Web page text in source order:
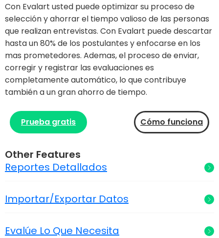
Con Evalart usted puede optimizar su proceso de
selección y ahorrar el tiempo valioso de las personas
que realizan entrevistas. Con Evalart puede descartar
hasta un 80% de los postulantes y enfocarse en los
mas prometedores. Ademas, el proceso de enviar,
corregir y registrar las evaluaciones es
completamente automático, lo que contribuye
también a un gran ahorro de tiempo.
Prueba gratis Cómo funciona
Other Features
Reportes Detallados
Importar/Exportar Datos
Evalúe Lo Que Necesita